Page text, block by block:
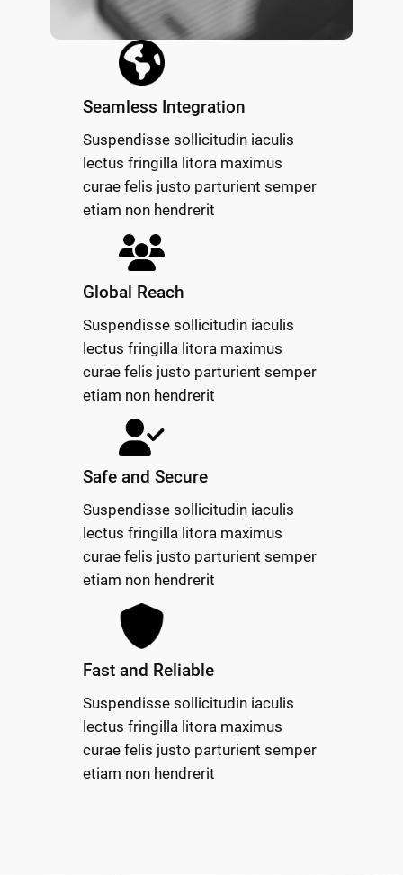
Seamless Integration
Suspendisse sollicitudin iaculis
lectus fringilla litora maximus
curae felis justo parturient semper
etiam non hendrerit
Global Reach
Suspendisse sollicitudin iaculis
lectus fringilla litora maximus
curae felis justo parturient semper
etiam non hendrerit
Safe and Secure
Suspendisse sollicitudin iaculis
lectus fringilla litora maximus
curae felis justo parturient semper
etiam non hendrerit
Fast and Reliable
Suspendisse sollicitudin iaculis
lectus fringilla litora maximus
curae felis justo parturient semper
etiam non hendrerit